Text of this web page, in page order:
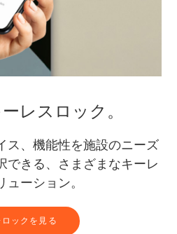
レスロック。
ス、機能性を施設のニーズ
できる、さまざまなキーレ
ューション。
ロックを見る